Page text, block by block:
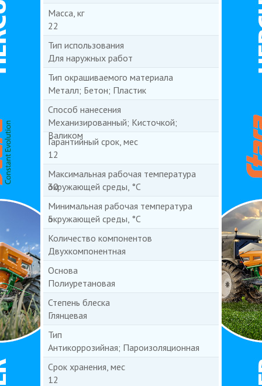
Масса, кг
22
Тип использования
Для наружных работ
Тип окрашиваемого материала
Металл; Бетон; Пластик
Способ нанесения
Механизированный; Кисточкой;
Валиком
Гарантийный срок, мес
12
Максимальная рабочая температура
окружающей среды, °С
30
Минимальная рабочая температура
окружающей среды, °С
5
Количество компонентов
Двухкомпонентная
Основа
Полиуретановая
Степень блеска
Глянцевая
Тип
Антикоррозийная; Пароизоляционная
Срок хранения, мес
12